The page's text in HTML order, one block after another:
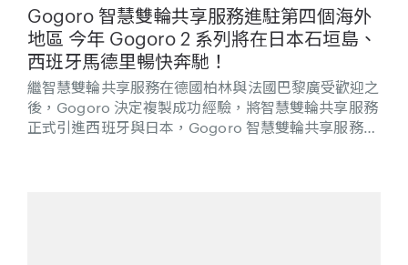
Gogoro 智慧雙輪共享服務進駐第四個海外
地區 今年 Gogoro 2 系列將在日本石垣島、
西班牙馬德里暢快奔馳！
繼智慧雙輪共享服務在德國柏林與法國巴黎廣受歡迎之
後，Gogoro 決定複製成功經驗，將智慧雙輪共享服務
正式引進西班牙與日本，Gogoro 智慧雙輪共享服務於